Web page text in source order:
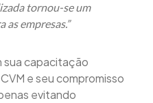
tornou-se um
empresas.”
sua capacitação
e seu compromisso
evitando